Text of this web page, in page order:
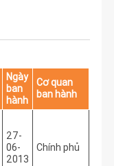
Ngày
ban
hành
Cơ quan
ban hành
27-
06-
2013
Chính phủ